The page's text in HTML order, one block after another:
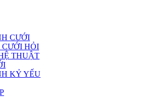
CƯỚI
HỎI
THUẬT
KỶ YẾU